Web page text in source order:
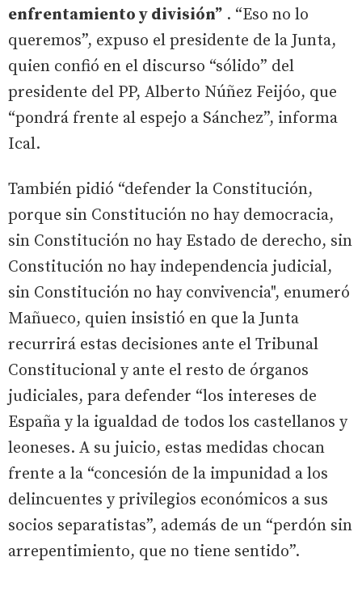
enfrentamiento y división” . “Eso no lo
queremos”, expuso el presidente de la Junta,
quien confió en el discurso “sólido” del
presidente del PP, Alberto Núñez Feijóo, que
“pondrá frente al espejo a Sánchez”, informa
Ical.
También pidió “defender la Constitución,
porque sin Constitución no hay democracia,
sin Constitución no hay Estado de derecho, sin
Constitución no hay independencia judicial,
sin Constitución no hay convivencia", enumeró
Mañueco, quien insistió en que la Junta
recurrirá estas decisiones ante el Tribunal
Constitucional y ante el resto de órganos
judiciales, para defender “los intereses de
España y la igualdad de todos los castellanos y
leoneses. A su juicio, estas medidas chocan
frente a la “concesión de la impunidad a los
delincuentes y privilegios económicos a sus
socios separatistas”, además de un “perdón sin
arrepentimiento, que no tiene sentido”.